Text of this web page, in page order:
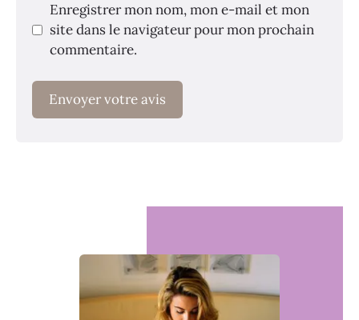
Enregistrer mon nom, mon e-mail et mon
site dans le navigateur pour mon prochain
commentaire.